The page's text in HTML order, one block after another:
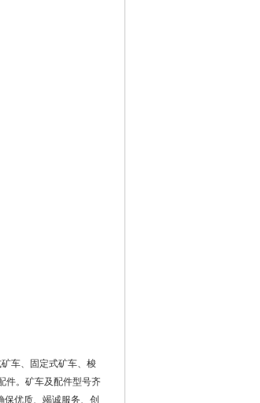
车、固定式矿车、梭
件。矿车及配件型号齐
优质、竭诚服务、创